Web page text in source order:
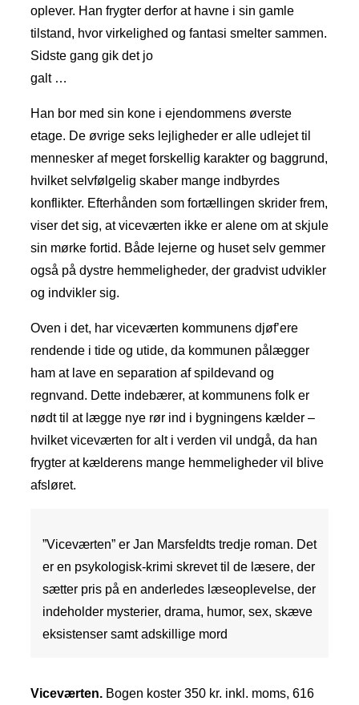
oplever. Han frygter derfor at havne i sin gamle
tilstand, hvor virkelighed og fantasi smelter sammen.
Sidste gang gik det jo
galt …
Han bor med sin kone i ejendommens øverste
etage. De øvrige seks lejligheder er alle udlejet til
mennesker af meget forskellig karakter og baggrund,
hvilket selvfølgelig skaber mange indbyrdes
konflikter. Efterhånden som fortællingen skrider frem,
viser det sig, at viceværten ikke er alene om at skjule
sin mørke fortid. Både lejerne og huset selv gemmer
også på dystre hemmeligheder, der gradvist udvikler
og indvikler sig.
Oven i det, har viceværten kommunens djøf’ere
rendende i tide og utide, da kommunen pålægger
ham at lave en separation af spildevand og
regnvand. Dette indebærer, at kommunens folk er
nødt til at lægge nye rør ind i bygningens kælder –
hvilket viceværten for alt i verden vil undgå, da han
frygter at kælderens mange hemmeligheder vil blive
afsløret.
”Viceværten” er Jan Marsfeldts tredje roman. Det
er en psykologisk-krimi skrevet til de læsere, der
sætter pris på en anderledes læseoplevelse, der
indeholder mysterier, drama, humor, sex, skæve
eksistenser samt adskillige mord
Viceværten. Bogen koster 350 kr. inkl. moms, 616